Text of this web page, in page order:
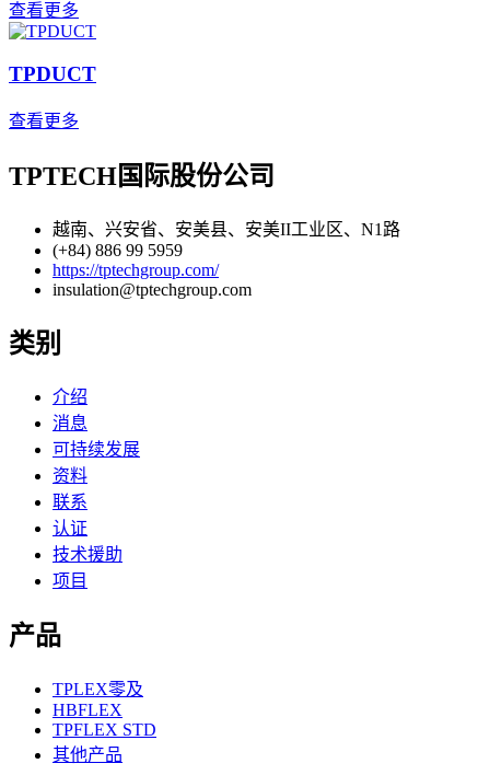
查看更多
TPDUCT
查看更多
TPTECH国际股份公司
越南、兴安省、安美县、安美II工业区、N1路
(+84) 886 99 5959
https://tptechgroup.com/
insulation@tptechgroup.com
类别
介绍
消息
可持续发展
资料
联系
认证
技术援助
项目
产品
TPLEX零及
HBFLEX
TPFLEX STD
其他产品